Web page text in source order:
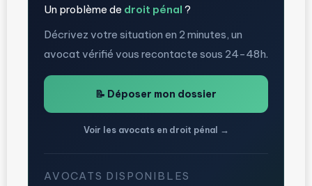
Un problème de droit pénal ?
Décrivez votre situation en 2 minutes, un
avocat vérifié vous recontacte sous 24-48h.
📝 Déposer mon dossier
Voir les avocats en droit pénal →
AVOCATS DISPONIBLES